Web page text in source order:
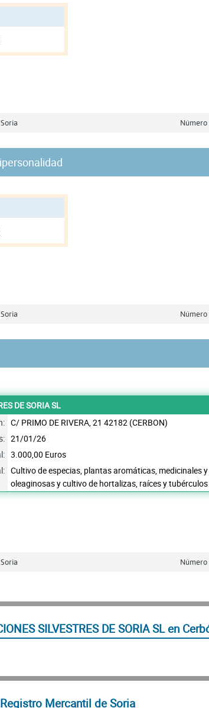
Número
Número
DE SORIA SL
C/ PRIMO DE RIVERA, 21 42182 (CERBON)
21/01/26
3.000,00 Euros
Cultivo de especias, plantas aromáticas, medicinales
oleaginosas y cultivo de hortalizas, raíces y tubérculos
Número
SILVESTRES DE SORIA SL en
Mercantil de Soria